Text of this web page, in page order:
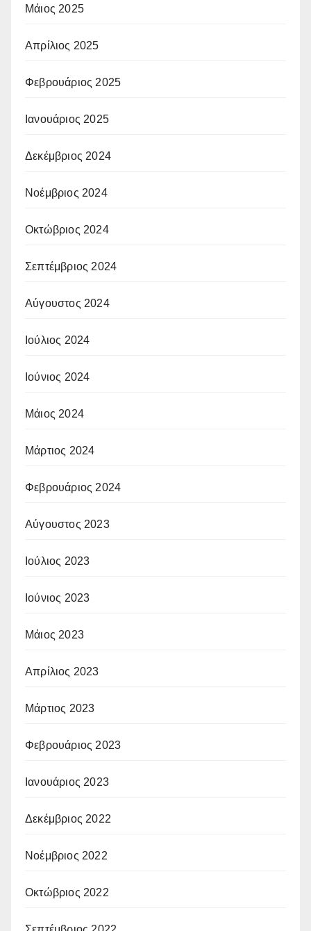
Μάιος 2025
Απρίλιος 2025
Φεβρουάριος 2025
Ιανουάριος 2025
Δεκέμβριος 2024
Νοέμβριος 2024
Οκτώβριος 2024
Σεπτέμβριος 2024
Αύγουστος 2024
Ιούλιος 2024
Ιούνιος 2024
Μάιος 2024
Μάρτιος 2024
Φεβρουάριος 2024
Αύγουστος 2023
Ιούλιος 2023
Ιούνιος 2023
Μάιος 2023
Απρίλιος 2023
Μάρτιος 2023
Φεβρουάριος 2023
Ιανουάριος 2023
Δεκέμβριος 2022
Νοέμβριος 2022
Οκτώβριος 2022